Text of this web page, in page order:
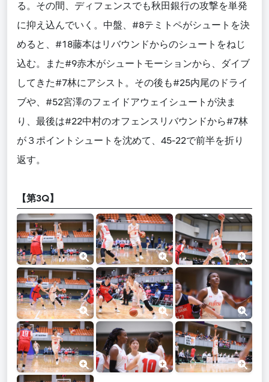
る。その間、ディフェンスでも秋田銀行の攻撃を単発
に抑え込んでいく。中盤、#8テミトペがシュートを決
めると、#18藤本はリバウンドからのシュートをねじ
込む。また#9赤木がシュートモーションから、ダイブ
してきた#7林にアシスト。その後も#25内尾のドライ
ブや、#52宮澤のフェイドアウェイシュートが決ま
り、最後は#22中村のオフェンスリバウンドから#7林
が３ポイントシュートを沈めて、45-22で前半を折り
返す。
【第3Q】